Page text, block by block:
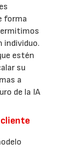
forma
individuo.
estén
su
a
de la IA
cliente